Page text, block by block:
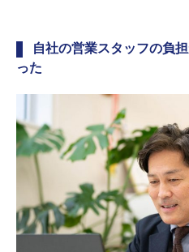
自社の営業スタッフの負
った